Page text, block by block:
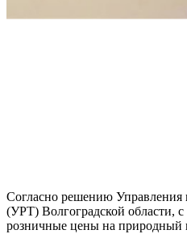
Согласно решению
(УРТ) Волгоградской области,
розничные цены на природный